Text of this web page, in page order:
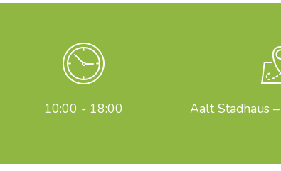
10:00 - 18:00 Aalt Stadhaus